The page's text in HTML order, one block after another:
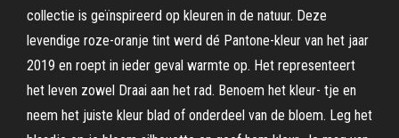
collectie is geïnspireerd op kleuren in de natuur. Deze
levendige roze-oranje tint werd dé Pantone-kleur van het jaar
2019 en roept in ieder geval warmte op. Het representeert
het leven zowel Draai aan het rad. Benoem het kleur- tje en
neem het juiste kleur blad of onderdeel van de bloem. Leg het